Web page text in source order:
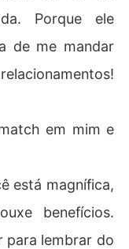
Porque ele
de me mandar
em mim e
está magnífica,
benefícios.
para lembrar do